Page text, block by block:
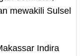
mewakili Sulsel
Indira